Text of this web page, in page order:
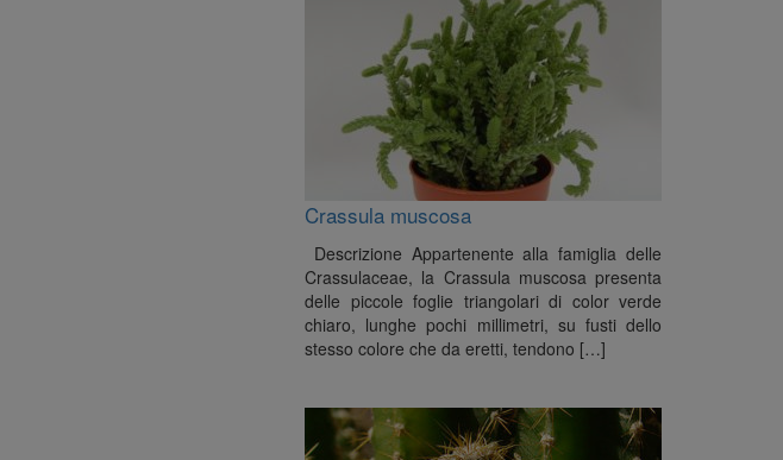
Crassula muscosa
Descrizione Appartenente alla famiglia delle
Crassulaceae, la Crassula muscosa presenta
delle piccole foglie triangolari di color verde
chiaro, lunghe pochi millimetri, su fusti dello
stesso colore che da eretti, tendono […]